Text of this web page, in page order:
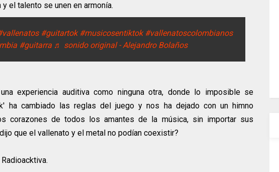
el talento se unen en armonía.
#guitartok #musicosentiktok #vallenatoscolombianos
#guitarra ♬ sonido original - Alejandro Bolaños
experiencia auditiva como ninguna otra, donde lo imposible se
ha cambiado las reglas del juego y nos ha dejado con un himno
corazones de todos los amantes de la música, sin importar sus
que el vallenato y el metal no podían coexistir?